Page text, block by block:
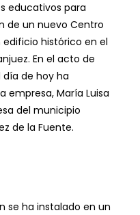
educativos para
de un nuevo Centro
histórico en el
En el acto de
de hoy ha
empresa, María Luisa
del municipio
de la Fuente.
se ha instalado en un